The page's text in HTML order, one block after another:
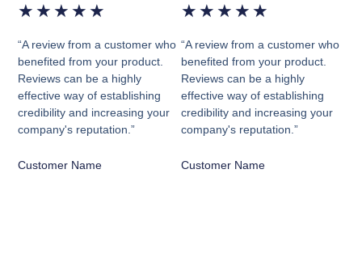
★ ★ ★ ★ ★
“A review from a customer who
benefited from your product.
Reviews can be a highly
effective way of establishing
credibility and increasing your
company's reputation.”
Customer Name
★ ★ ★ ★ ★
“A review from a customer who
benefited from your product.
Reviews can be a highly
effective way of establishing
credibility and increasing your
company's reputation.”
Customer Name